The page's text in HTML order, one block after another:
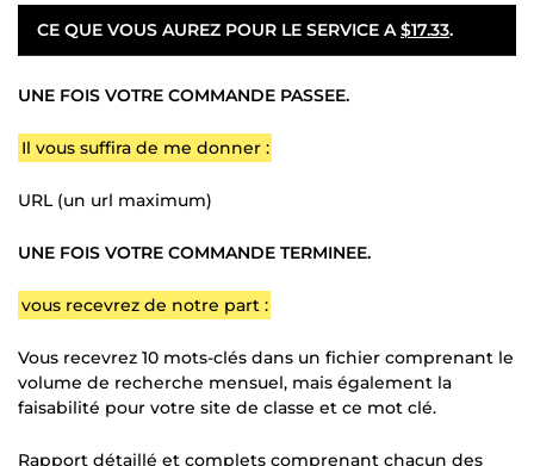
CE QUE VOUS AUREZ POUR LE SERVICE A$17.33.
UNE FOIS VOTRE COMMANDE PASSEE.
Il vous suffira de me donner :
URL (un url maximum)
UNE FOIS VOTRE COMMANDE TERMINEE.
vous recevrez de notre part :
Vous recevrez 10 mots-clés dans un fichier comprenant le
volume de recherche mensuel, mais également la
faisabilité pour votre site de classe et ce mot clé.
Rapport détaillé et complets comprenant chacun des